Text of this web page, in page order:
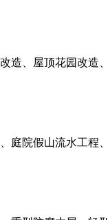
造、屋顶花园改造
庭院假山流水工程